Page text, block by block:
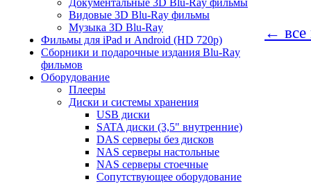
Документальные 3D Blu-Ray фильмы
Видовые 3D Blu-Ray фильмы
Музыка 3D Blu-Ray
Фильмы для iPad и Android (HD 720p)
Сборники и подарочные издания Blu-Ray
фильмов
Оборудование
Плееры
Диски и системы хранения
USB диски
SATA диски (3,5" внутренние)
DAS серверы без дисков
NAS серверы настольные
NAS серверы стоечные
Сопутствующее оборудование
← все